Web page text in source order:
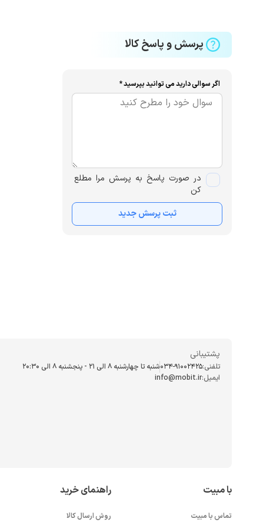
پرسش و پاسخ کالا
اگر سوالی دارید می توانید بپرسید *
در صورت پاسخ به پرسش مرا مطلع
کن
ثبت پرسش جدید
پشتیبانی
تلفنی:034-91002425شنبه تا چهارشنبه ۸ الی ۲۱ - پنجشنبه 8 الی ۲۰:۳۰
ایمیل:info@mobit.ir
با مبیت
تماس با مبیت
راهنمای خرید
روش ارسال کالا